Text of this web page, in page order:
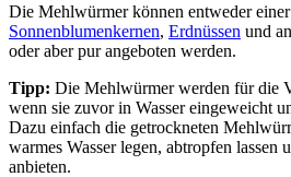
Die Mehlwürmer können entweder
Sonnenblumenkernen, Erdnüssen und
oder aber pur angeboten werden.
Tipp: Die Mehlwürmer werden für die
wenn sie zuvor in Wasser eingeweicht
Dazu einfach die getrockneten
warmes Wasser legen, abtropfen lassen
anbieten.